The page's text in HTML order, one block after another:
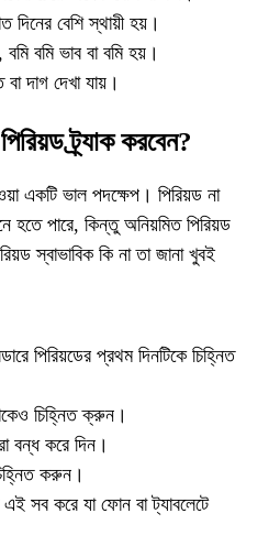
দিনের বেশি স্থায়ী হয়।
বমি ভাব বা বমি হয়।
দাগ দেখা যায়।
ট্র্যাক করবেন?
একটি ভাল পদক্ষেপ। পিরিয়ড না
হতে পারে, কিন্তু অনিয়মিত পিরিয়ড
স্বাভাবিক কি না তা জানা খুবই
পিরিয়ডের প্রথম দিনটিকে চিহ্নিত
চিহ্নিত ক্রুন।
বন্ধ করে দিন।
করুন।
সব করে যা ফোন বা ট্যাবলেটে